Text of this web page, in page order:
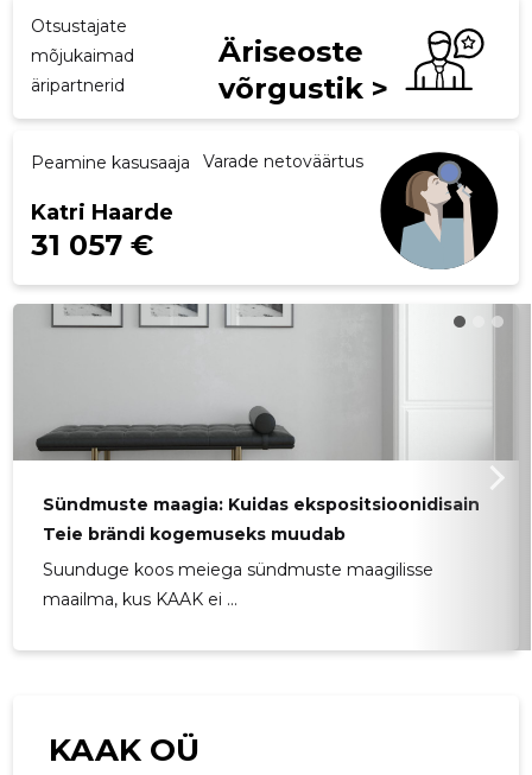
Otsustajate
mõjukaimad
äripartnerid
Äriseoste
võrgustik >
Peamine kasusaaja
Katri Haarde
Varade netoväärtus
31 057 €
Sündmuste maagia: Kuidas ekspositsioonidisain
Teie brändi kogemuseks muudab
Suunduge koos meiega sündmuste maagilisse
maailma, kus KAAK ei ...
KAAK OÜ